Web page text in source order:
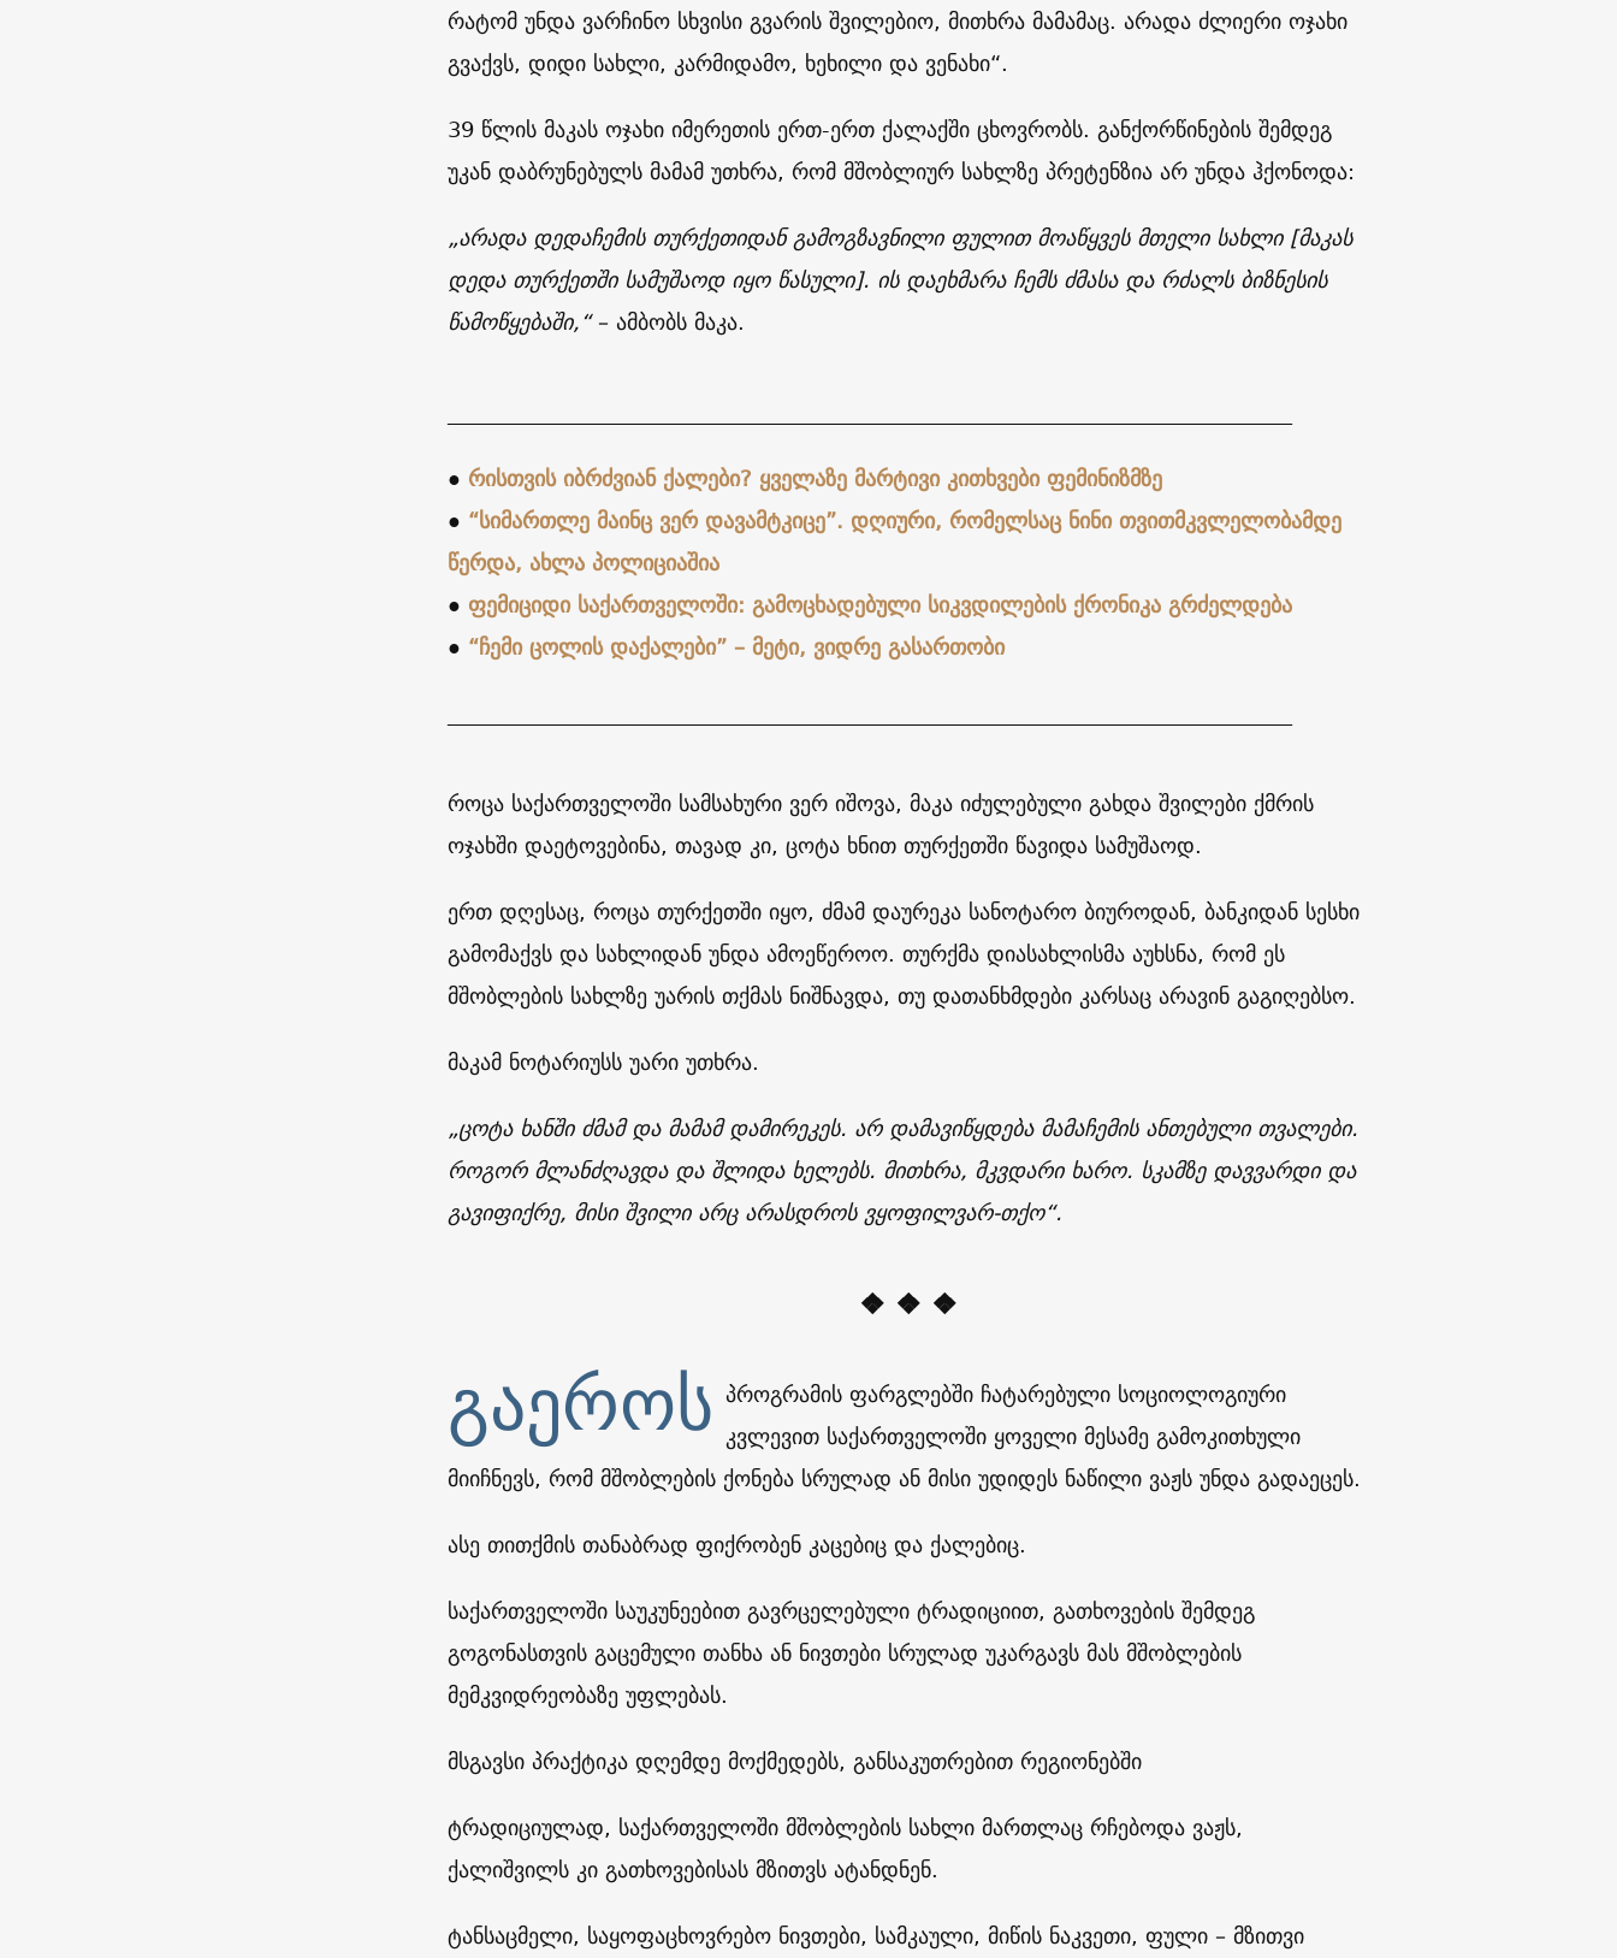
რატომ უნდა ვარჩინო სხვისი გვარის შვილებიო, მითხრა მამამაც. არადა ძლიერი ოჯახი
გვაქვს, დიდი სახლი, კარმიდამო, ხეხილი და ვენახი“.
39 წლის მაკას ოჯახი იმერეთის ერთ-ერთ ქალაქში ცხოვრობს. განქორწინების შემდეგ
უკან დაბრუნებულს მამამ უთხრა, რომ მშობლიურ სახლზე პრეტენზია არ უნდა ჰქონოდა:
„არადა დედაჩემის თურქეთიდან გამოგზავნილი ფულით მოაწყვეს მთელი სახლი [მაკას
დედა თურქეთში სამუშაოდ იყო წასული]. ის დაეხმარა ჩემს ძმასა და რძალს ბიზნესის
წამოწყებაში,“– ამბობს მაკა.
● რისთვის იბრძვიან ქალები? ყველაზე მარტივი კითხვები ფემინიზმზე
● “სიმართლე მაინც ვერ დავამტკიცე”. დღიური, რომელსაც ნინი თვითმკვლელობამდე
წერდა, ახლა პოლიციაშია
● ფემიციდი საქართველოში: გამოცხადებული სიკვდილების ქრონიკა გრძელდება
● “ჩემი ცოლის დაქალები” – მეტი, ვიდრე გასართობი
როცა საქართველოში სამსახური ვერ იშოვა, მაკა იძულებული გახდა შვილები ქმრის
ოჯახში დაეტოვებინა, თავად კი, ცოტა ხნით თურქეთში წავიდა სამუშაოდ.
ერთ დღესაც, როცა თურქეთში იყო, ძმამ დაურეკა სანოტარო ბიუროდან, ბანკიდან სესხი
გამომაქვს და სახლიდან უნდა ამოეწეროო. თურქმა დიასახლისმა აუხსნა, რომ ეს
მშობლების სახლზე უარის თქმას ნიშნავდა, თუ დათანხმდები კარსაც არავინ გაგიღებსო.
მაკამ ნოტარიუსს უარი უთხრა.
„ცოტა ხანში ძმამ და მამამ დამირეკეს. არ დამავიწყდება მამაჩემის ანთებული თვალები.
როგორ მლანძღავდა და შლიდა ხელებს. მითხრა, მკვდარი ხარო. სკამზე დავვარდი და
გავიფიქრე, მისი შვილი არც არასდროს ვყოფილვარ-თქო“.
❖ ❖ ❖
გაეროს პროგრამის ფარგლებში ჩატარებული სოციოლოგიური
კვლევით საქართველოში ყოველი მესამე გამოკითხული
მიიჩნევს, რომ მშობლების ქონება სრულად ან მისი უდიდეს ნაწილი ვაჟს უნდა გადაეცეს.
ასე თითქმის თანაბრად ფიქრობენ კაცებიც და ქალებიც.
საქართველოში საუკუნეებით გავრცელებული ტრადიციით, გათხოვების შემდეგ
გოგონასთვის გაცემული თანხა ან ნივთები სრულად უკარგავს მას მშობლების
მემკვიდრეობაზე უფლებას.
მსგავსი პრაქტიკა დღემდე მოქმედებს, განსაკუთრებით რეგიონებში
ტრადიციულად, საქართველოში მშობლების სახლი მართლაც რჩებოდა ვაჟს,
ქალიშვილს კი გათხოვებისას მზითვს ატანდნენ.
ტანსაცმელი, საყოფაცხოვრებო ნივთები, სამკაული, მიწის ნაკვეთი, ფული – მზითვი